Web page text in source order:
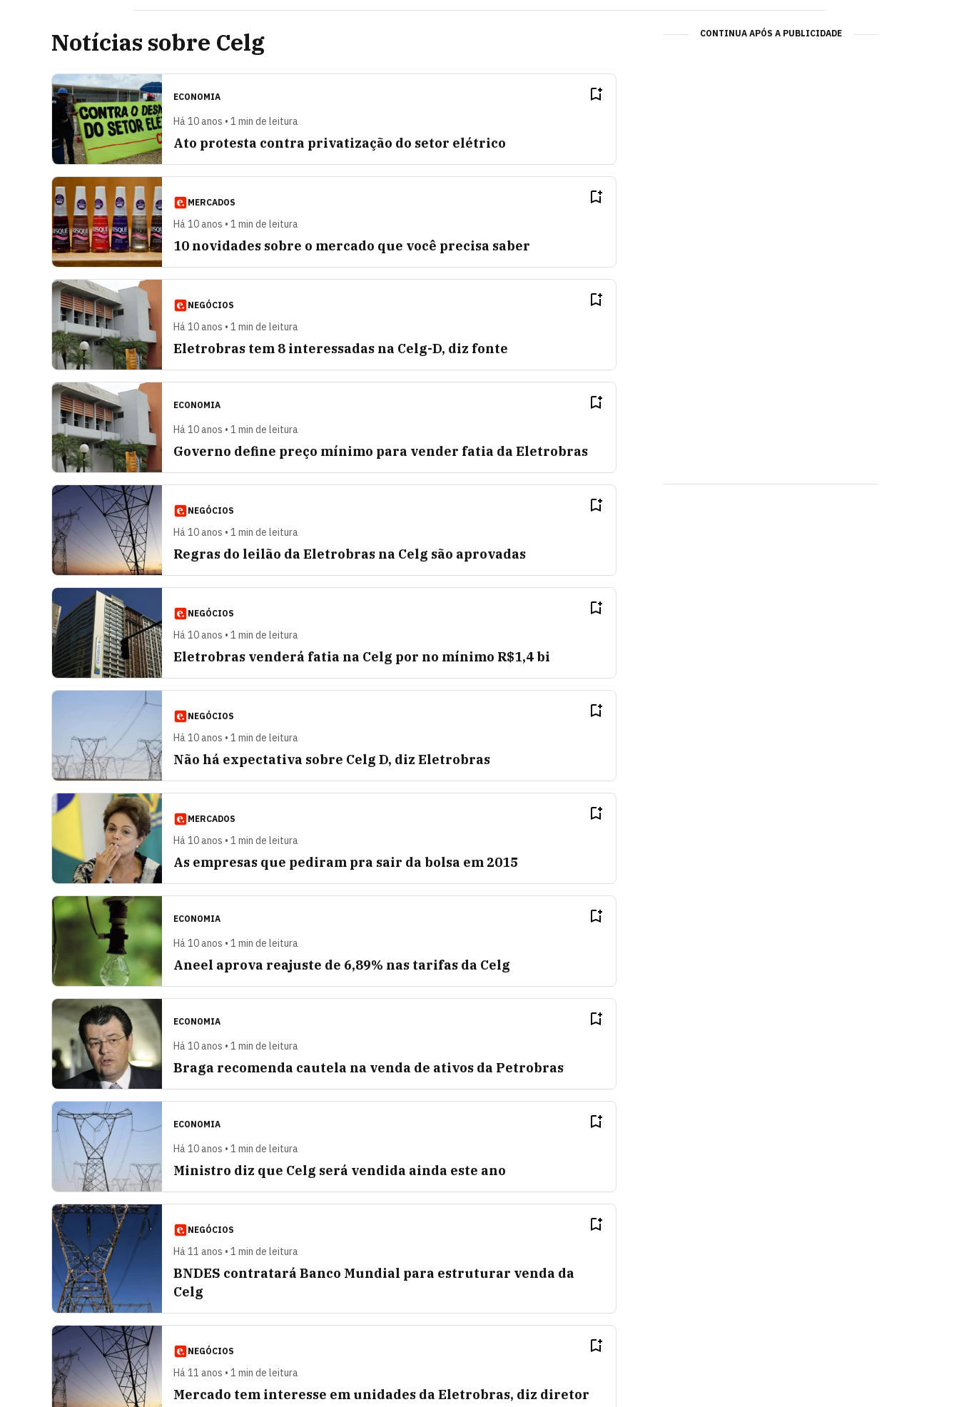
Notícias sobre Celg
ECONOMIA
Há 10 anos • 1 min de leitura
Ato protesta contra privatização do setor elétrico
MERCADOS
Há 10 anos • 1 min de leitura
10 novidades sobre o mercado que você precisa saber
NEGÓCIOS
Há 10 anos • 1 min de leitura
Eletrobras tem 8 interessadas na Celg-D, diz fonte
ECONOMIA
Há 10 anos • 1 min de leitura
Governo define preço mínimo para vender fatia da Eletrobras
NEGÓCIOS
Há 10 anos • 1 min de leitura
Regras do leilão da Eletrobras na Celg são aprovadas
NEGÓCIOS
Há 10 anos • 1 min de leitura
Eletrobras venderá fatia na Celg por no mínimo R$1,4 bi
NEGÓCIOS
Há 10 anos • 1 min de leitura
Não há expectativa sobre Celg D, diz Eletrobras
MERCADOS
Há 10 anos • 1 min de leitura
As empresas que pediram pra sair da bolsa em 2015
ECONOMIA
Há 10 anos • 1 min de leitura
Aneel aprova reajuste de 6,89% nas tarifas da Celg
ECONOMIA
Há 10 anos • 1 min de leitura
Braga recomenda cautela na venda de ativos da Petrobras
ECONOMIA
Há 10 anos • 1 min de leitura
Ministro diz que Celg será vendida ainda este ano
NEGÓCIOS
Há 11 anos • 1 min de leitura
BNDES contratará Banco Mundial para estruturar venda da
Celg
NEGÓCIOS
Há 11 anos • 1 min de leitura
Mercado tem interesse em unidades da Eletrobras, diz diretor
CONTINUA APÓS A PUBLICIDADE